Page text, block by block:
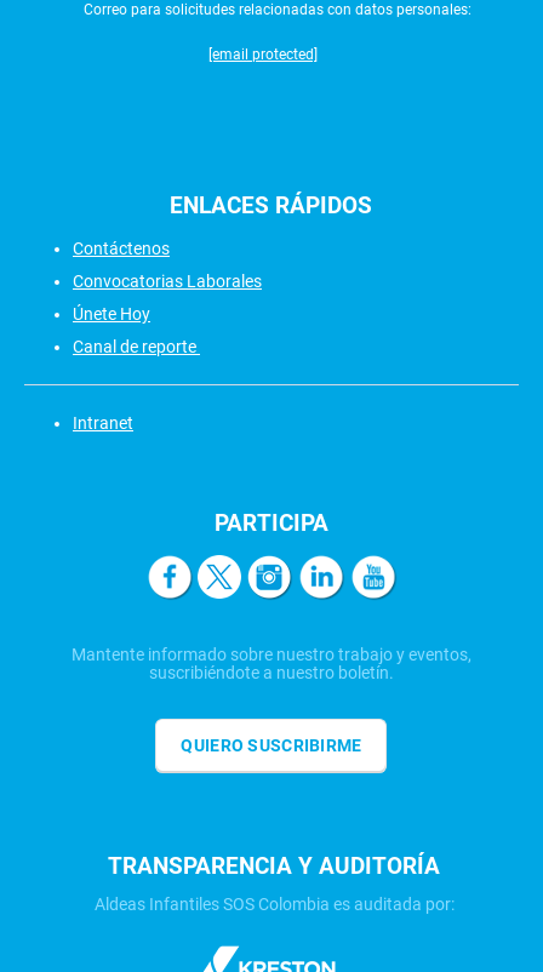
Correo para solicitudes relacionadas con datos personales:
[email protected]
ENLACES RÁPIDOS
Contáctenos
Convocatorias Laborales
Únete Hoy
Canal de reporte
Intranet
PARTICIPA
Mantente informado sobre nuestro trabajo y eventos,
suscribiéndote a nuestro boletín.
QUIERO SUSCRIBIRME
TRANSPARENCIA Y AUDITORÍA
Aldeas Infantiles SOS Colombia es auditada por: